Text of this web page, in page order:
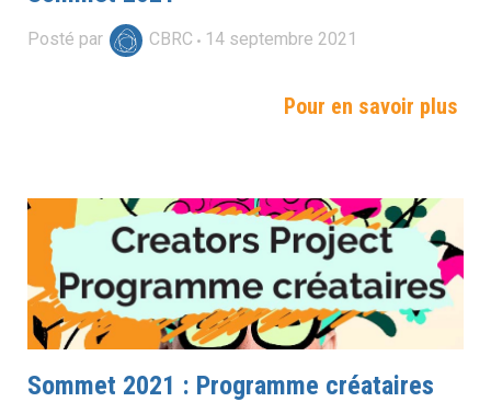
Posté par CBRC 14 septembre 2021
Pour en savoir plus
Sommet 2021 : Programme créataires